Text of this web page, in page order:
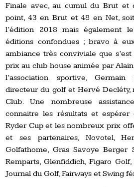
Finale avec, au cumul du Brut et
point, 43 en Brut et 48 en Net,
l’édition 2018 mais également
éditions confondues ; bravo à
ambiance très conviviale que
prix au club house animée par
l’association sportive,
directeur du golf et Hervé Decléty,
Club. Une nombreuse
connaitre les résultats et espérer
Ryder Cup et les nombreux prix
et ses partenaires, Novotel,
Golfathome, Gras Savoye Berger
Remparts, Glenfiddich, Figaro
Journal du Golf, Fairways et Swing